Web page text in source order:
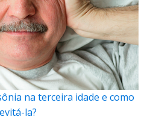
na terceira idade e como
evitá-la?